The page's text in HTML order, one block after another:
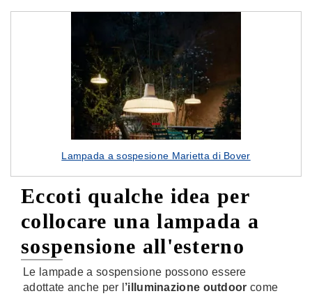
Lampada a sospesione Marietta di Bover
Eccoti qualche idea per
collocare una lampada a
sospensione all'esterno
Le lampade a sospensione possono essere
adottate anche per l ’illuminazione outdoor come